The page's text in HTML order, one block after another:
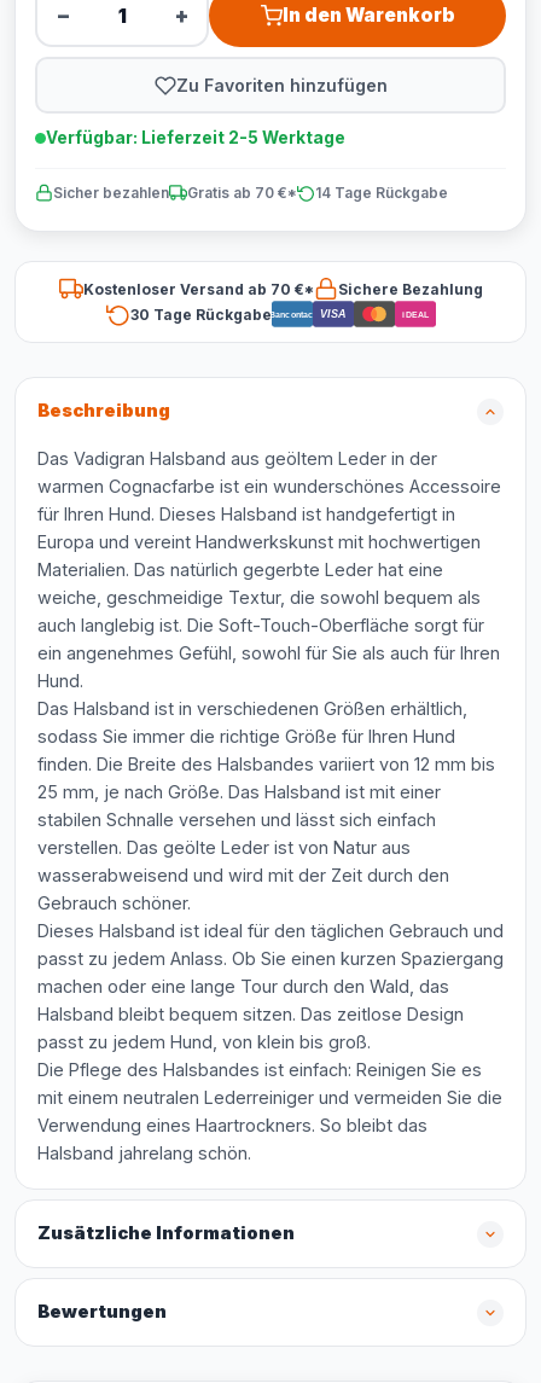
− + In den Warenkorb
Zu Favoriten hinzufügen
Verfügbar: Lieferzeit 2-5 Werktage
Sicher bezahlen Gratis ab 70 €* 14 Tage Rückgabe
Kostenloser Versand ab 70 €*
Sichere Bezahlung
30 Tage RückgabeBancontact VISA iDEAL
Beschreibung
Das Vadigran Halsband aus geöltem Leder in der
warmen Cognacfarbe ist ein wunderschönes Accessoire
für Ihren Hund. Dieses Halsband ist handgefertigt in
Europa und vereint Handwerkskunst mit hochwertigen
Materialien. Das natürlich gegerbte Leder hat eine
weiche, geschmeidige Textur, die sowohl bequem als
auch langlebig ist. Die Soft-Touch-Oberfläche sorgt für
ein angenehmes Gefühl, sowohl für Sie als auch für Ihren
Hund.
Das Halsband ist in verschiedenen Größen erhältlich,
sodass Sie immer die richtige Größe für Ihren Hund
finden. Die Breite des Halsbandes variiert von 12 mm bis
25 mm, je nach Größe. Das Halsband ist mit einer
stabilen Schnalle versehen und lässt sich einfach
verstellen. Das geölte Leder ist von Natur aus
wasserabweisend und wird mit der Zeit durch den
Gebrauch schöner.
Dieses Halsband ist ideal für den täglichen Gebrauch und
passt zu jedem Anlass. Ob Sie einen kurzen Spaziergang
machen oder eine lange Tour durch den Wald, das
Halsband bleibt bequem sitzen. Das zeitlose Design
passt zu jedem Hund, von klein bis groß.
Die Pflege des Halsbandes ist einfach: Reinigen Sie es
mit einem neutralen Lederreiniger und vermeiden Sie die
Verwendung eines Haartrockners. So bleibt das
Halsband jahrelang schön.
Zusätzliche Informationen
Bewertungen